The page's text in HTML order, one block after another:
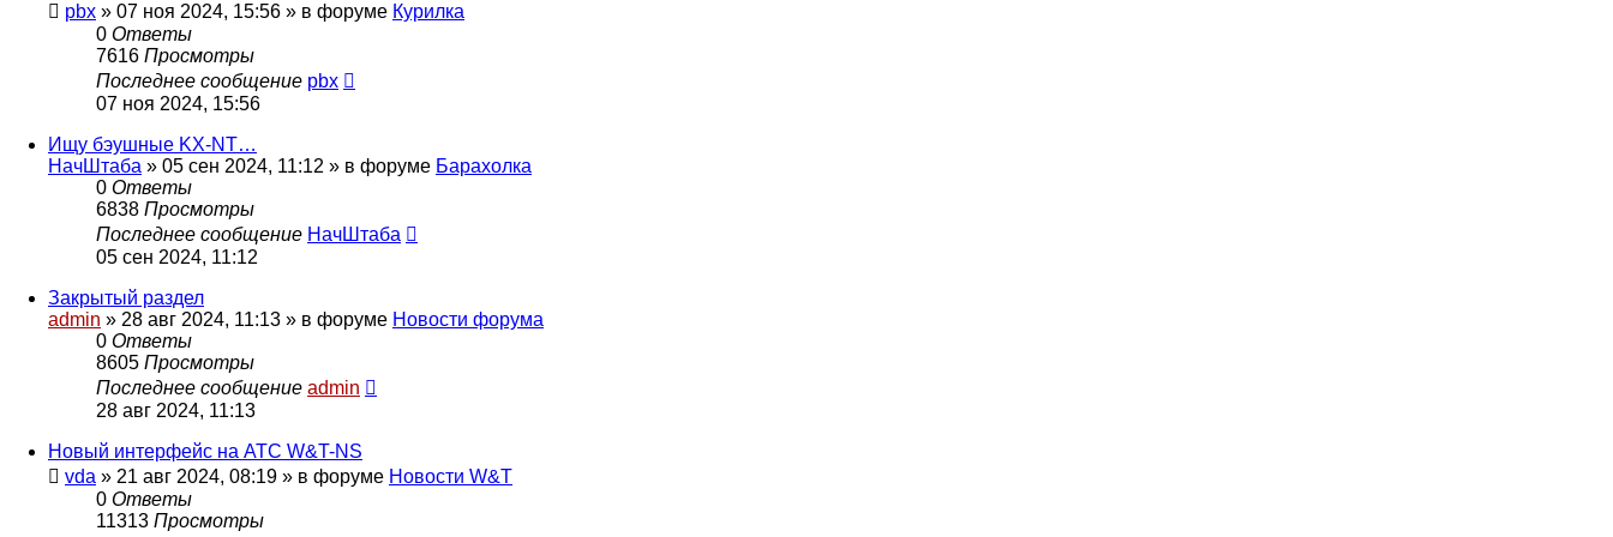
pbx » 07 ноя 2024, 15:56 » в форуме Курилка
0 Ответы
7616 Просмотры
Последнее сообщение pbx
07 ноя 2024, 15:56
Ищу бэушные KX-NT…
НачШтаба » 05 сен 2024, 11:12 » в форуме Барахолка
0 Ответы
6838 Просмотры
Последнее сообщение НачШтаба
05 сен 2024, 11:12
Закрытый раздел
admin » 28 авг 2024, 11:13 » в форуме Новости форума
0 Ответы
8605 Просмотры
Последнее сообщение admin
28 авг 2024, 11:13
Новый интерфейс на АТС W&T-NS
vda » 21 авг 2024, 08:19 » в форуме Новости W&T
0 Ответы
11313 Просмотры